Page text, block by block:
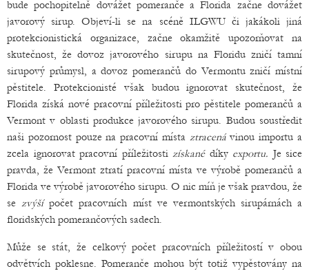
bude pochopitelně dovážet pomeranče a Florida začne dovážet
javorový sirup. Objeví-li se na scéně ILGWU či jakákoli jiná
protekcionistická organizace, začne okamžitě upozorňovat na
skutečnost, že dovoz javorového sirupu na Floridu zničí tamní
sirupový průmysl, a dovoz pomerančů do Vermontu zničí místní
pěstitele. Protekcionisté však budou ignorovat skutečnost, že
Florida získá nové pracovní příležitosti pro pěstitele pomerančů a
Vermont v oblasti produkce javorového sirupu. Budou soustředit
naši pozornost pouze na pracovní místa ztracenávinou importu a
zcela ignorovat pracovní příležitosti získané díky exportu. Je sice
pravda, že Vermont ztratí pracovní místa ve výrobě pomerančů a
Florida ve výrobě javorového sirupu. O nic míň je však pravdou, že
sezvýšípočet pracovních míst ve vermontských sirupárnách a
floridských pomerančových sadech.
Může se stát, že celkový počet pracovních příležitostí v obou
odvětvích poklesne. Pomeranče mohou být totiž vypěstovány na